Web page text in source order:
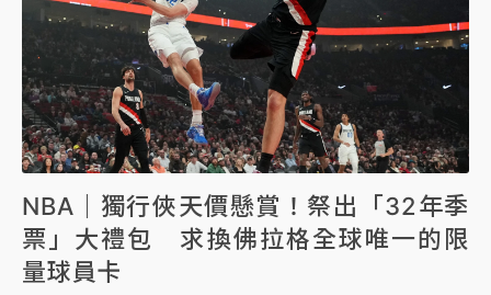
NBA｜獨行俠天價懸賞！祭出「32年季
票」大禮包 求換佛拉格全球唯一的限
量球員卡